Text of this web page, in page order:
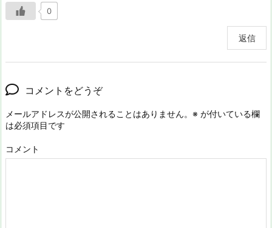
0
返信
コメントをどうぞ
メールアドレスが公開されることはありません。 ※ が付いている欄
は必須項目です
コメント